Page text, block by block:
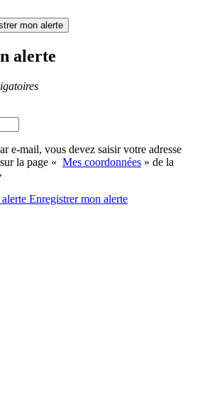
mon alerte
alerte
e-mail, vous devez saisir votre adresse
la page « Mes coordonnées » de la
Enregistrermon alerte